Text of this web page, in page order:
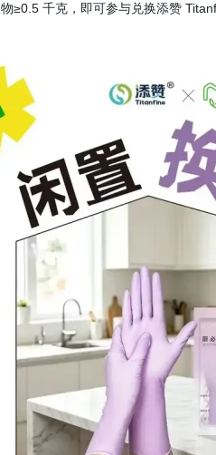
≥0.5 千克，即可参与兑换添赞